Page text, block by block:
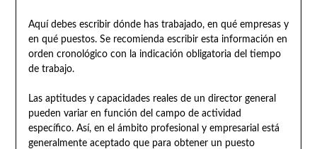
Aquí debes escribir dónde has trabajado, en qué empresas y
en qué puestos. Se recomienda escribir esta información en
orden cronológico con la indicación obligatoria del tiempo
de trabajo.
Las aptitudes y capacidades reales de un director general
pueden variar en función del campo de actividad
específico. Así, en el ámbito profesional y empresarial está
generalmente aceptado que para obtener un puesto